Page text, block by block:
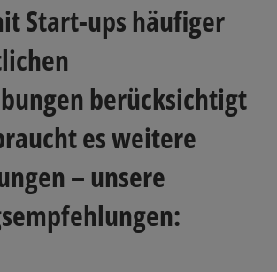
e
n
R
g
s
e
r
k
Start-ups häufiger
berücksichtigt
es weitere
– unsere